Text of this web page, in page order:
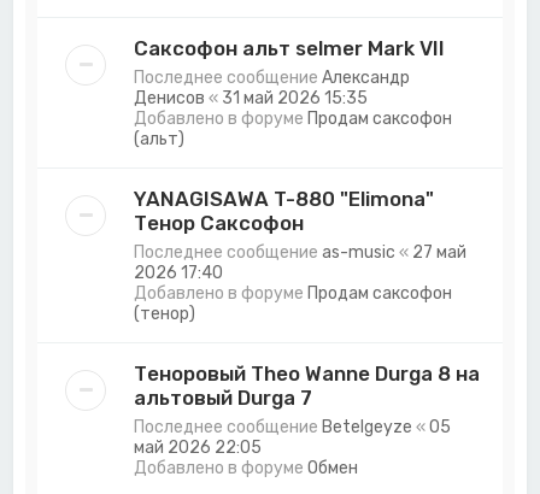
Саксофон альт selmer Mark VII
Последнее сообщениеАлександр
Денисов « 31 май 2026 15:35
Добавлено в форуме Продам саксофон
(альт)
YANAGISAWA T-880 "Elimona"
Тенор Саксофон
Последнее сообщениеas-music « 27 май
2026 17:40
Добавлено в форуме Продам саксофон
(тенор)
Теноровый Theo Wanne Durga 8 на
альтовый Durga 7
Последнее сообщение Betelgeyze «05
май 2026 22:05
Добавлено в форумеОбмен